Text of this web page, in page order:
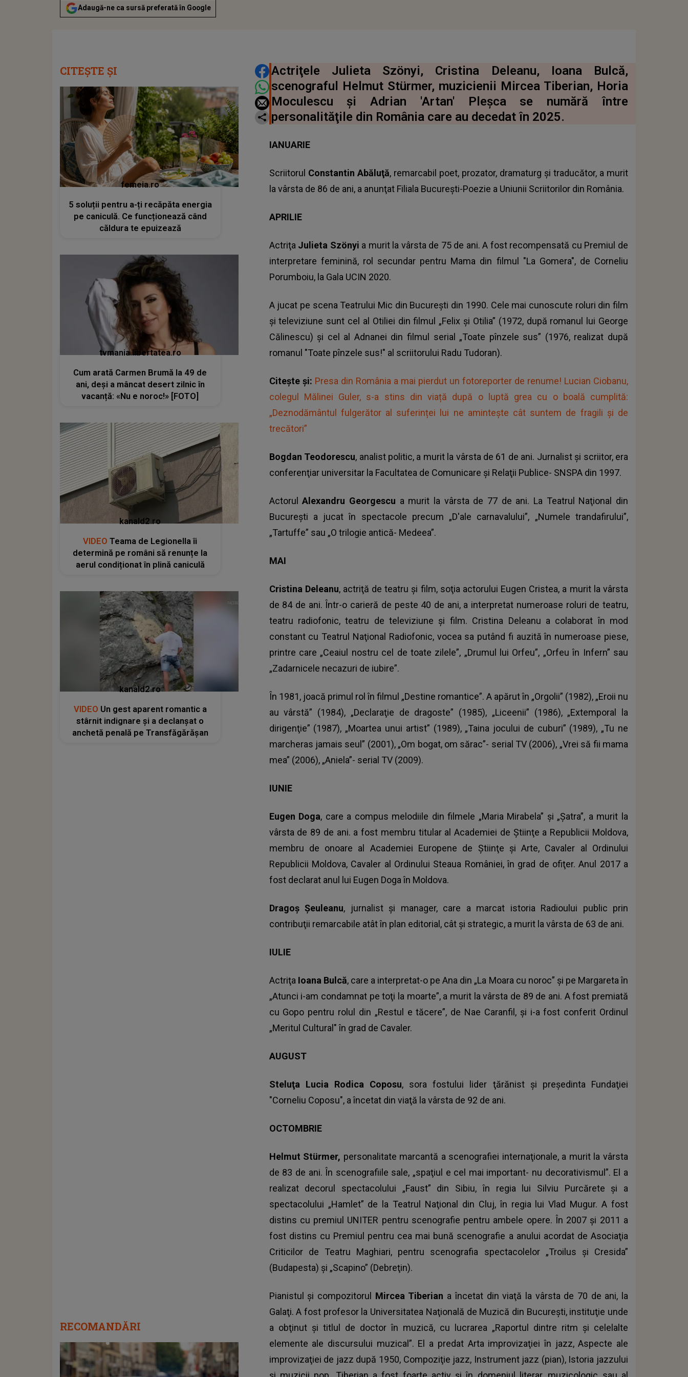
Adaugă-ne ca sursă preferată în Google
DISTRIBUIE ARTICOLUL
Actriţele Julieta Szönyi, Cristina Deleanu, Ioana Bulcă,
scenograful Helmut Stürmer, muzicienii Mircea Tiberian, Horia
Moculescu şi Adrian 'Artan' Pleşca se numără între
personalităţile din România care au decedat în 2025.
IANUARIE
Scriitorul Constantin Abăluţă, remarcabil poet, prozator, dramaturg şi traducător, a murit
la vârsta de 86 de ani, a anunţat Filiala Bucureşti-Poezie a Uniunii Scriitorilor din România.
APRILIE
Actriţa Julieta Szönyi a murit la vârsta de 75 de ani. A fost recompensată cu Premiul de
interpretare feminină, rol secundar pentru Mama din filmul "La Gomera", de Corneliu
Porumboiu, la Gala UCIN 2020.
A jucat pe scena Teatrului Mic din Bucureşti din 1990. Cele mai cunoscute roluri din film
şi televiziune sunt cel al Otiliei din filmul „Felix şi Otilia” (1972, după romanul lui George
Călinescu) şi cel al Adnanei din filmul serial „Toate pînzele sus” (1976, realizat după
romanul "Toate pînzele sus!" al scriitorului Radu Tudoran).
Citește și: Presa din România a mai pierdut un fotoreporter de renume! Lucian Ciobanu,
colegul Mălinei Guler, s-a stins din viață după o luptă grea cu o boală cumplită:
„Deznodământul fulgerător al suferinței lui ne amintește cât suntem de fragili și de
trecători”
Bogdan Teodorescu, analist politic, a murit la vârsta de 61 de ani. Jurnalist şi scriitor, era
conferenţiar universitar la Facultatea de Comunicare şi Relaţii Publice- SNSPA din 1997.
ActorulAlexandru Georgescu a murit la vârsta de 77 de ani. La Teatrul Naţional din
Bucureşti a jucat în spectacole precum „D'ale carnavalului”, „Numele trandafirului”,
„Tartuffe” sau „O trilogie antică- Medeea”.
MAI
Cristina Deleanu, actriţă de teatru şi film, soţia actorului Eugen Cristea, a murit la vârsta
de 84 de ani. Într-o carieră de peste 40 de ani, a interpretat numeroase roluri de teatru,
teatru radiofonic, teatru de televiziune şi film. Cristina Deleanu a colaborat în mod
constant cu Teatrul Naţional Radiofonic, vocea sa putând fi auzită în numeroase piese,
printre care „Ceaiul nostru cel de toate zilele”, „Drumul lui Orfeu”, „Orfeu în Infern” sau
„Zadarnicele necazuri de iubire”.
În 1981, joacă primul rol în filmul „Destine romantice”. A apărut în „Orgolii” (1982), „Eroii nu
au vârstă” (1984), „Declaraţie de dragoste” (1985), „Liceenii” (1986), „Extemporal la
dirigenţie” (1987), „Moartea unui artist” (1989), „Taina jocului de cuburi” (1989), „Tu ne
marcheras jamais seul” (2001), „Om bogat, om sărac”- serial TV (2006), „Vrei să fii mama
mea” (2006), „Aniela”- serial TV (2009).
IUNIE
Eugen Doga, care a compus melodiile din filmele „Maria Mirabela” şi „Şatra”, a murit la
vârsta de 89 de ani. a fost membru titular al Academiei de Ştiinţe a Republicii Moldova,
membru de onoare al Academiei Europene de Ştiinţe şi Arte, Cavaler al Ordinului
Republicii Moldova, Cavaler al Ordinului Steaua României, în grad de ofiţer. Anul 2017 a
fost declarat anul lui Eugen Doga în Moldova.
Dragoş Şeuleanu, jurnalist şi manager, care a marcat istoria Radioului public prin
contribuţii remarcabile atât în plan editorial, cât şi strategic, a murit la vârsta de 63 de ani.
IULIE
Actriţa Ioana Bulcă, care a interpretat-o pe Ana din „La Moara cu noroc” şi pe Margareta în
„Atunci i-am condamnat pe toţi la moarte”, a murit la vârsta de 89 de ani. A fost premiată
cu Gopo pentru rolul din „Restul e tăcere”, de Nae Caranfil, şi i-a fost conferit Ordinul
„Meritul Cultural" în grad de Cavaler.
AUGUST
Steluţa Lucia Rodica Coposu, sora fostului lider ţărănist şi preşedinta Fundaţiei
"Corneliu Coposu", a încetat din viaţă la vârsta de 92 de ani.
OCTOMBRIE
Helmut Stürmer, personalitate marcantă a scenografiei internaţionale, a murit la vârsta
de 83 de ani. În scenografiile sale, „spaţiul e cel mai important- nu decorativismul”. El a
realizat decorul spectacolului „Faust” din Sibiu, în regia lui Silviu Purcărete şi a
spectacolului „Hamlet” de la Teatrul Naţional din Cluj, în regia lui Vlad Mugur. A fost
distins cu premiul UNITER pentru scenografie pentru ambele opere. În 2007 şi 2011 a
fost distins cu Premiul pentru cea mai bună scenografie a anului acordat de Asociaţia
Criticilor de Teatru Maghiari, pentru scenografia spectacolelor „Troilus şi Cresida”
(Budapesta) şi „Scapino” (Debreţin).
Pianistul şi compozitorul Mircea Tiberian a încetat din viaţă la vârsta de 70 de ani, la
Galaţi. A fost profesor la Universitatea Naţională de Muzică din Bucureşti, instituţie unde
a obţinut şi titlul de doctor în muzică, cu lucrarea „Raportul dintre ritm şi celelalte
elemente ale discursului muzical”. El a predat Arta improvizaţiei în jazz, Aspecte ale
improvizaţiei de jazz după 1950, Compoziţie jazz, Instrument jazz (pian), Istoria jazzului
CITEȘTE ȘI
femeia.ro
5 soluții pentru a-ți recăpăta energia
pe caniculă. Ce funcționează când
căldura te epuizează
tvmania.libertatea.ro
Cum arată Carmen Brumă la 49 de
ani, deși a mâncat desert zilnic în
vacanță: «Nu e noroc!» [FOTO]
kanald2.ro
VIDEO Teama de Legionella îi
determină pe români să renunțe la
aerul condiționat în plină caniculă
kanald2.ro
VIDEO Un gest aparent romantic a
stârnit indignare și a declanșat o
anchetă penală pe Transfăgărășan
RECOMANDĂRI